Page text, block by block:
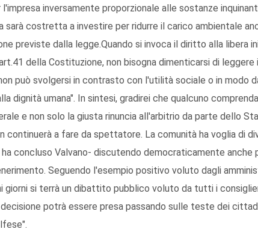
inversamente proporzionale alle sostanze
sarà costretta a investire per ridurre il carico ambientale
previste dalla legge.Quando si invoca il diritto alla libera
della Costituzione, non bisogna dimenticarsi di leggere
può svolgersi in contrasto con l'utilità sociale o in modo
dignità umana". In sintesi, gradirei che qualcuno
e non solo la giusta rinuncia all'arbitrio da parte dello
continuerà a fare da spettatore. La comunità ha voglia di
concluso Valvano- discutendo democraticamente anche
Seguendo l'esempio positivo voluto dagli
giorni si terrà un dibattito pubblico voluto da tutti i
potrà essere presa passando sulle teste dei